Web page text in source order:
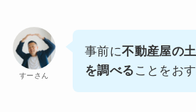
すーさん
事前に不動産屋の
を調べる ことをお